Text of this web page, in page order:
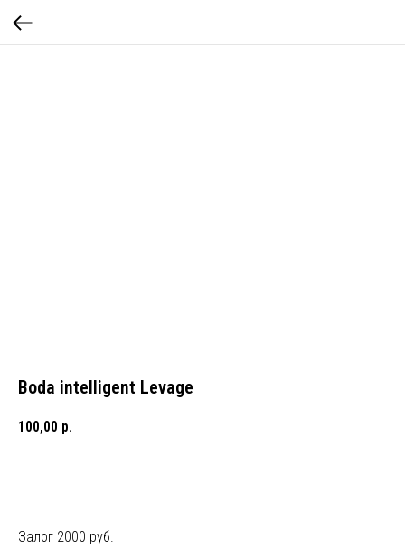
Boda intelligent Levage
100,00 р.
Залог 2000 руб.